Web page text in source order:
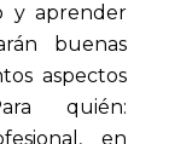
y aprender
buenas
aspectos
quién:
en